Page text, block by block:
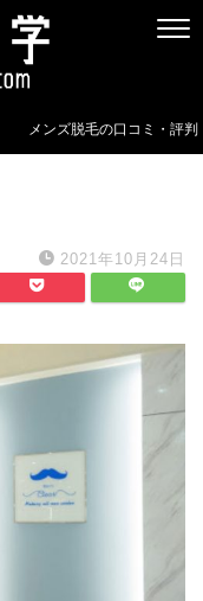
メンズ脱毛の口コミ・評判
2021年10月24日